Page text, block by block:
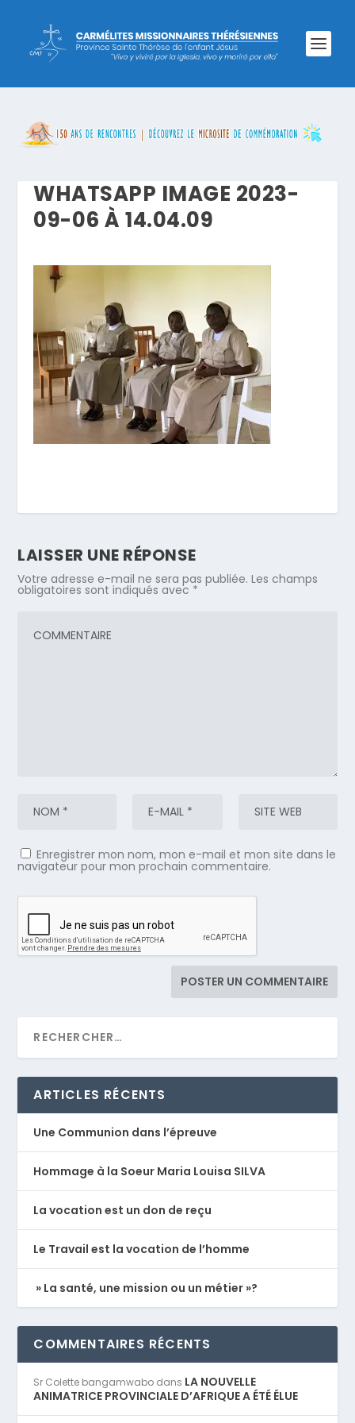
WHATSAPP IMAGE 2023-
09-06 À 14.04.09
LAISSER UNE RÉPONSE
Votre adresse e-mail ne sera pas publiée. Les champs
obligatoires sont indiqués avec *
Enregistrer mon nom, mon e-mail et mon site dans le
navigateur pour mon prochain commentaire.
ARTICLES RÉCENTS
Une Communion dans l’épreuve
Hommage à la Soeur Maria Louisa SILVA
La vocation est un don de reçu
Le Travail est la vocation de l’homme
» La santé, une mission ou un métier »?
COMMENTAIRES RÉCENTS
Sr Colette bangamwabo dans LA NOUVELLE
ANIMATRICE PROVINCIALE D’AFRIQUE A ÉTÉ ÉLUE